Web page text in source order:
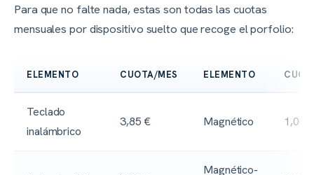
Para que no falte nada, estas son todas las cuotas
mensuales por dispositivo suelto que recoge el porfolio:
ELEMENTO CUOTA/MES ELEMENTO
Teclado
inalámbrico
3,85 € Magnético 1,00 €
Magnético-